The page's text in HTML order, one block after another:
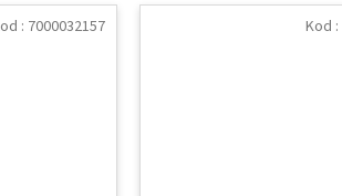
: 7000032157 Kod :